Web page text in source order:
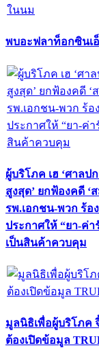
พบอะฟลาท็อกซินเ
ผู้บริโภค เฮ ‘ศาลป
สูงสุด’ ยกฟ้องคดี ‘
รพ.เอกชน-พวก ร้อ
ประกาศให้ “ยา-ค่า
เป็นสินค้าควบคุม
มูลนิธิเพื่อผู้บริโภค
ต้องเปิดข้อมูล